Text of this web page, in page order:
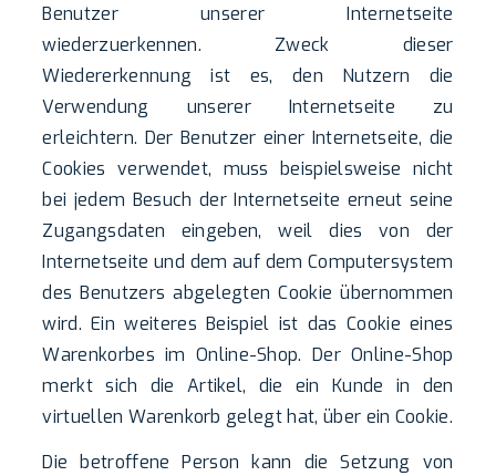
Benutzer unserer Internetseite
wiederzuerkennen. Zweck dieser
Wiedererkennung ist es, den Nutzern die
Verwendung unserer Internetseite zu
erleichtern. Der Benutzer einer Internetseite, die
Cookies verwendet, muss beispielsweise nicht
bei jedem Besuch der Internetseite erneut seine
Zugangsdaten eingeben, weil dies von der
Internetseite und dem auf dem Computersystem
des Benutzers abgelegten Cookie übernommen
wird. Ein weiteres Beispiel ist das Cookie eines
Warenkorbes im Online-Shop. Der Online-Shop
merkt sich die Artikel, die ein Kunde in den
virtuellen Warenkorb gelegt hat, über ein Cookie.
Die betroffene Person kann die Setzung von